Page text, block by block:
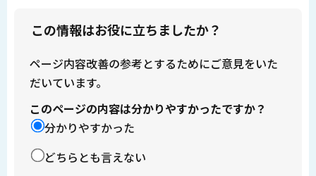
この情報はお役に立ちましたか？
ページ内容改善の参考とするためにご意見をいた
だいています。
このページの内容は分かりやすかったですか？
分かりやすかった
どちらとも言えない